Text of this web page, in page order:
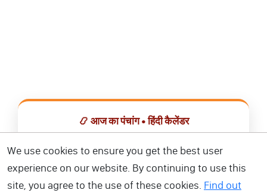
📿 आज का पंचांग • हिंदी कैलेंडर
📅 हिंदी कैलेंडर ऐप डाउनलोड करें
We use cookies to ensure you get the best user
experience on our website. By continuing to use this
site, you agree to the use of these cookies. Find out